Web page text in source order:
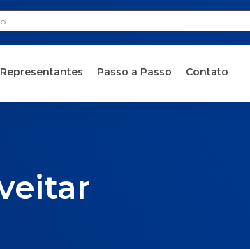
Representantes Passo a Passo Contato